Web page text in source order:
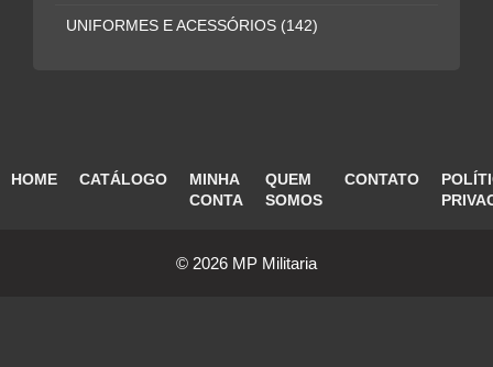
UNIFORMES E ACESSÓRIOS (142)
HOME CATÁLOGO
MINHA
CONTA
QUEM
SOMOS
CONTATO
© 2026 MP Militaria